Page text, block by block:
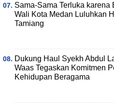
Sama-Sama Terluka karena
Wali Kota Medan Luluhkan
Tamiang
Dukung Haul Syekh Abdul
Waas Tegaskan Komitmen
Kehidupan Beragama